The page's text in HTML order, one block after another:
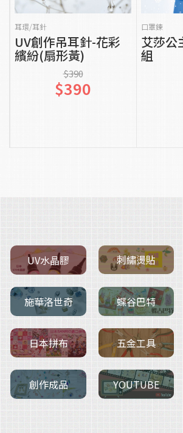
耳環/耳針
UV創作吊耳針-花彩
繽紛(扇形黃)
$390
$390
口罩鍊
艾莎公
組
UV水晶膠 刺繡燙貼
施華洛世奇 蝶谷巴特
日本拼布 五金工具
創作成品 YOUTUBE